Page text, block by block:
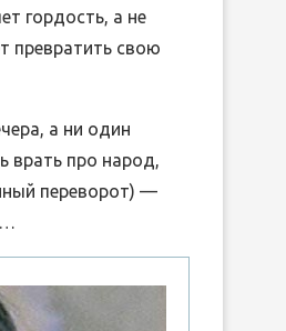
гордость, а не
превратить свою
а ни один
врать про народ,
переворот) —